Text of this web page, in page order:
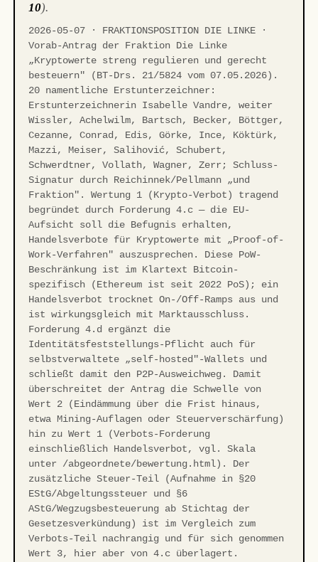
10).
2026-05-07 · FRAKTIONSPOSITION DIE LINKE ·
Vorab-Antrag der Fraktion Die Linke
„Kryptowerte streng regulieren und gerecht
besteuern" (BT-Drs. 21/5824 vom 07.05.2026).
20 namentliche Erstunterzeichner:
Erstunterzeichnerin Isabelle Vandre, weiter
Wissler, Achelwilm, Bartsch, Becker, Böttger,
Cezanne, Conrad, Edis, Görke, Ince, Köktürk,
Mazzi, Meiser, Salihović, Schubert,
Schwerdtner, Vollath, Wagner, Zerr; Schluss-
Signatur durch Reichinnek/Pellmann „und
Fraktion". Wertung 1 (Krypto-Verbot) tragend
begründet durch Forderung 4.c — die EU-
Aufsicht soll die Befugnis erhalten,
Handelsverbote für Kryptowerte mit „Proof-of-
Work-Verfahren" auszusprechen. Diese PoW-
Beschränkung ist im Klartext Bitcoin-
spezifisch (Ethereum ist seit 2022 PoS); ein
Handelsverbot trocknet On-/Off-Ramps aus und
ist wirkungsgleich mit Marktausschluss.
Forderung 4.d ergänzt die
Identitätsfeststellungs-Pflicht auch für
selbstverwaltete „self-hosted"-Wallets und
schließt damit den P2P-Ausweichweg. Damit
überschreitet der Antrag die Schwelle von
Wert 2 (Eindämmung über die Frist hinaus,
etwa Mining-Auflagen oder Steuerverschärfung)
hin zu Wert 1 (Verbots-Forderung
einschließlich Handelsverbot, vgl. Skala
unter /abgeordnete/bewertung.html). Der
zusätzliche Steuer-Teil (Aufnahme in §20
EStG/Abgeltungssteuer und §6
AStG/Wegzugsbesteuerung ab Stichtag der
Gesetzesverkündung) ist im Vergleich zum
Verbots-Teil nachrangig und für sich genommen
Wert 3, hier aber von 4.c überlagert.